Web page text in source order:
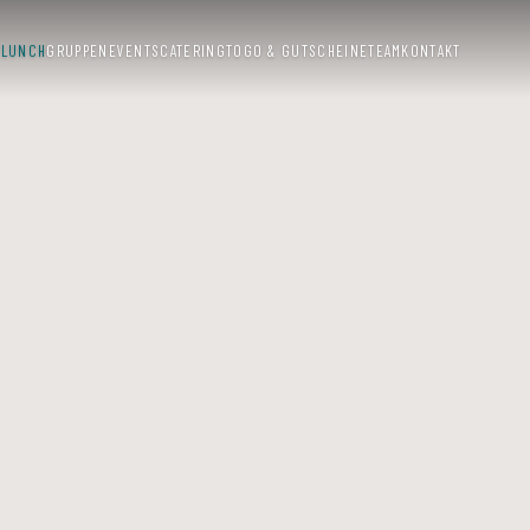
LUNCHGRUPPEN EVENTSCATERINGTOGO & GUTSCHEINETEAMKONTAKT